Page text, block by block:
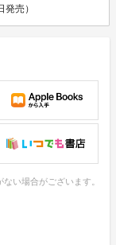
発売）
い場合がございます。